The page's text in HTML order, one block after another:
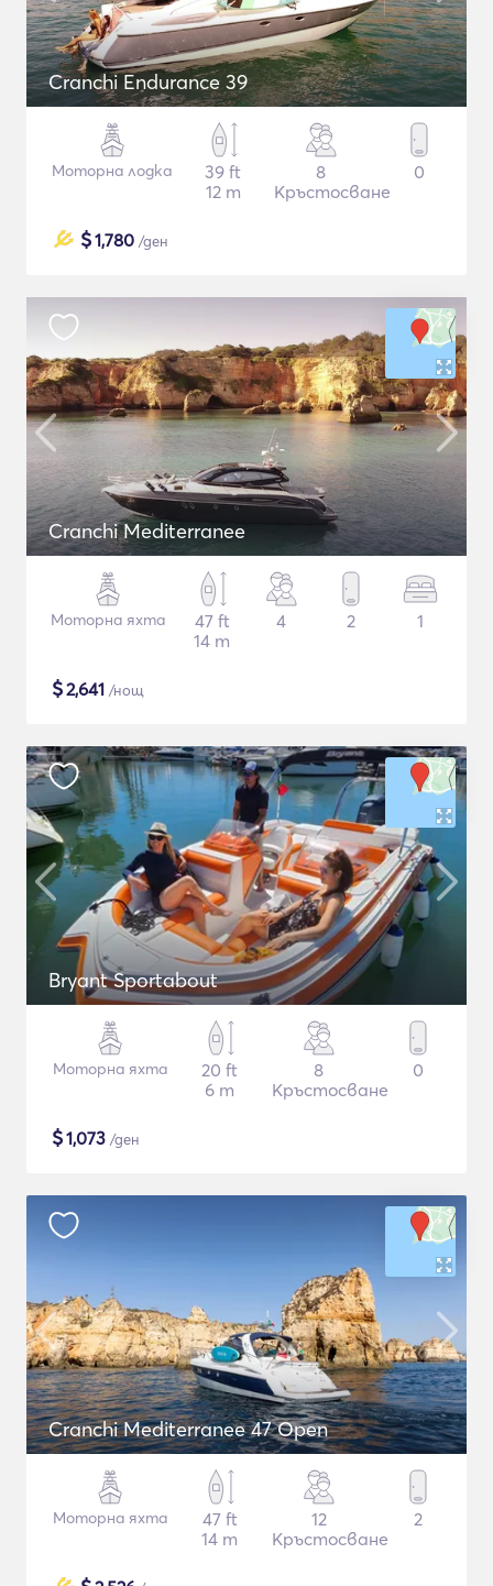
Cranchi Endurance 39
Моторна лодка
39 ft
12 m
8
Кръстосване
0
$1,780 /ден
Cranchi Mediterranee
Моторна яхта
47 ft
14 m
4 2 1
$2,641 /нощ
Bryant Sportabout
Моторна яхта
20 ft
6 m
8
Кръстосване
0
$1,073 /ден
Cranchi Mediterranee 47 Open
Моторна яхта
47 ft
14 m
12
Кръстосване
2